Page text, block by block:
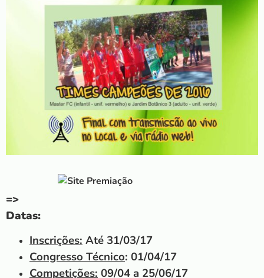
=>
Datas:
Inscrições: Até 31/03/17
Congresso Técnico: 01/04/17
Competições: 09/04 a 25/06/17